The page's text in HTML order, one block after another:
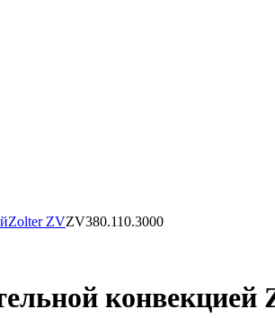
Zolter ZVZV380.110.3000
конвекцией